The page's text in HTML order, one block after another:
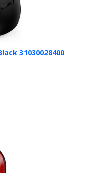
31030028400